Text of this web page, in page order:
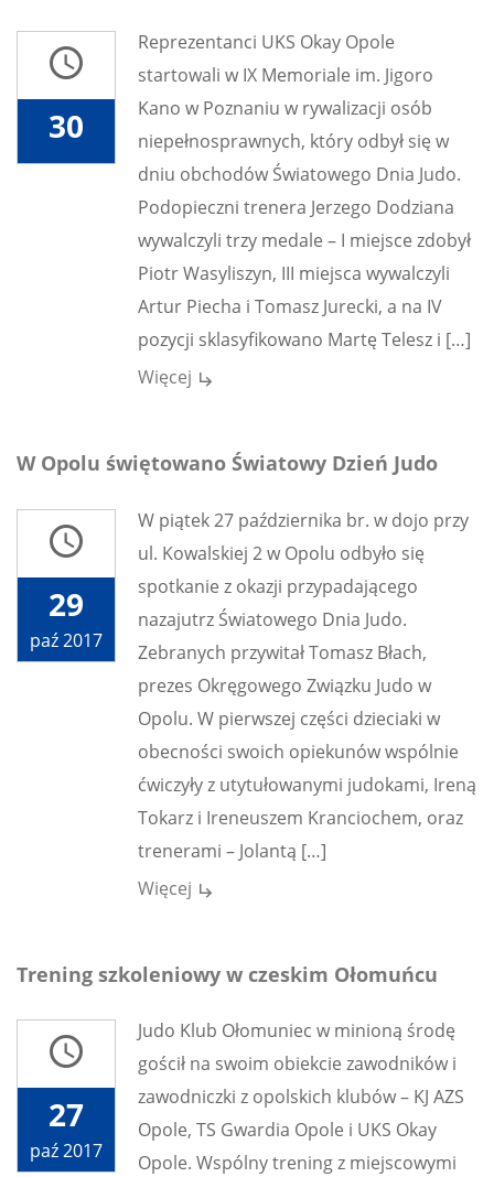
access_time
30
Reprezentanci UKS Okay Opole
startowali w IX Memoriale im. Jigoro
Kano w Poznaniu w rywalizacji osób
niepełnosprawnych, który odbył się w
dniu obchodów Światowego Dnia Judo.
Podopieczni trenera Jerzego Dodziana
wywalczyli trzy medale – I miejsce zdobył
Piotr Wasyliszyn, III miejsca wywalczyli
Artur Piecha i Tomasz Jurecki, a na IV
pozycji sklasyfikowano Martę Telesz i […]
Więcej subdirectory_arrow_right
W Opolu świętowano Światowy Dzień Judo
access_time
29
paź 2017
W piątek 27 października br. w dojo przy
ul. Kowalskiej 2 w Opolu odbyło się
spotkanie z okazji przypadającego
nazajutrz Światowego Dnia Judo.
Zebranych przywitał Tomasz Błach,
prezes Okręgowego Związku Judo w
Opolu. W pierwszej części dzieciaki w
obecności swoich opiekunów wspólnie
ćwiczyły z utytułowanymi judokami, Ireną
Tokarz i Ireneuszem Kranciochem, oraz
trenerami – Jolantą […]
Więcej subdirectory_arrow_right
Trening szkoleniowy w czeskim Ołomuńcu
access_time
27
paź 2017
Judo Klub Ołomuniec w minioną środę
gościł na swoim obiekcie zawodników i
zawodniczki z opolskich klubów – KJ AZS
Opole, TS Gwardia Opole i UKS Okay
Opole. Wspólny trening z miejscowymi